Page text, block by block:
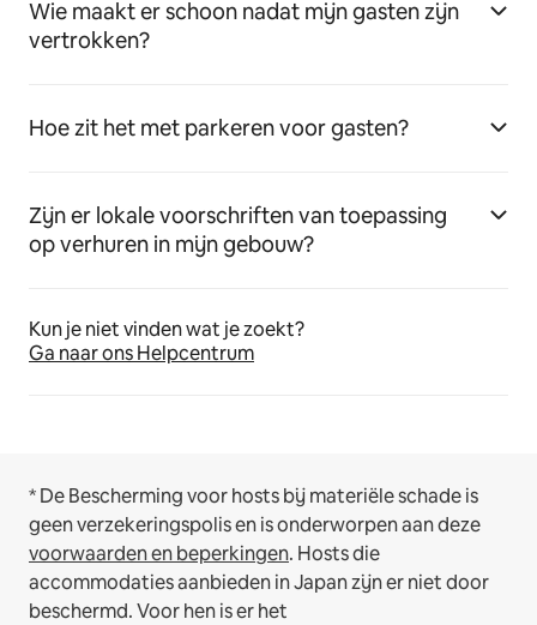
Wie maakt er schoon nadat mijn gasten zijn
vertrokken?
Hoe zit het met parkeren voor gasten?
Zijn er lokale voorschriften van toepassing
op verhuren in mijn gebouw?
Kun je niet vinden wat je zoekt?
Ga naar ons Helpcentrum
* De Bescherming voor hosts bij materiële schade is
geen verzekeringspolis en is onderworpen aan deze
voorwaarden en beperkingen. Hosts die
accommodaties aanbieden in Japan zijn er niet door
beschermd. Voor hen is er het